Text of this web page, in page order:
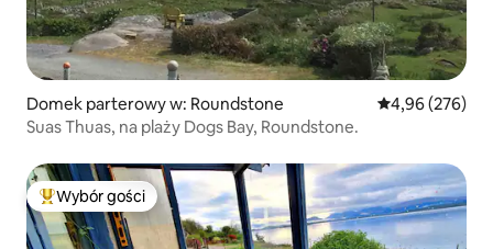
Domek parterowy w: Roundstone Średnia
4,96 (276)
Suas Thuas, na plaży Dogs Bay, Roundstone.
Najpopularniejsze z kategorii Wybór gości
Wybór gości